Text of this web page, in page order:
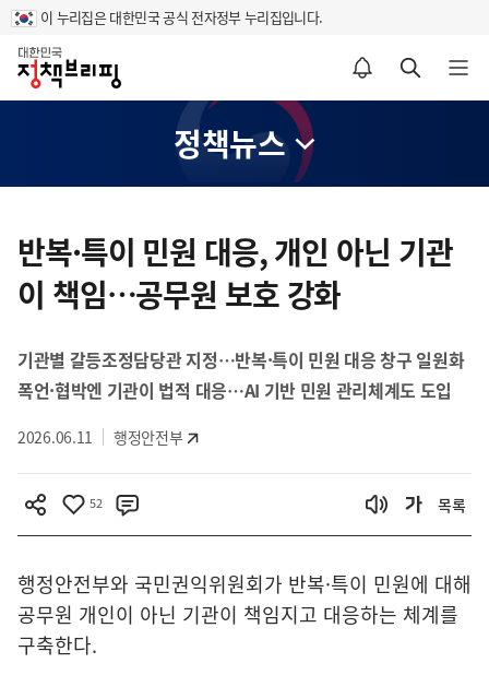
이 누리집은 대한민국 공식 전자정부 누리집입니다.
홈
알림설정 바로가기 검색 바로가기 메뉴 열기
정책뉴스
텐
츠
영
반복·특이 민원 대응, 개인 아닌 기관
이 책임…공무원 보호 강화
기관별 갈등조정담당관 지정…반복·특이 민원 대응 창구 일원화
폭언·협박엔 기관이 법적 대응…AI 기반 민원 관리체계도 도입
2026.06.11 행정안전부
52 목록
행정안전부와 국민권익위원회가 반복·특이 민원에 대해
공무원 개인이 아닌 기관이 책임지고 대응하는 체계를
구축한다.